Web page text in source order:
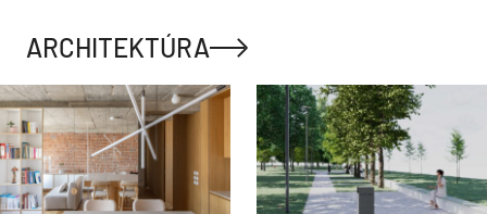
ARCHITEKTÚRA